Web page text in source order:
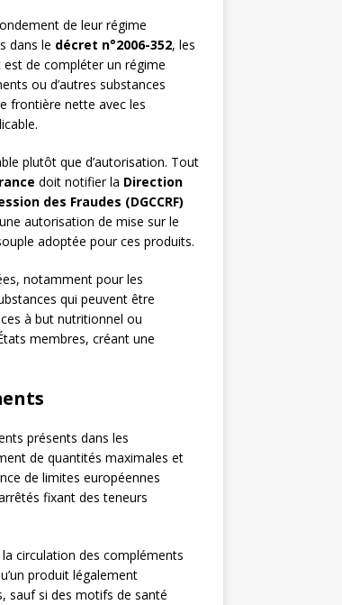
de leur régime
dans le décret n°2006-352, les
de compléter un régime
ou d’autres substances
frontière nette avec les
plutôt que d’autorisation. Tout
doit notifier la Direction
des Fraudes (DGCCRF)
autorisation de mise sur le
adoptée pour ces produits.
notamment pour les
qui peuvent être
à but nutritionnel ou
membres, créant une
présents dans les
de quantités maximales et
de limites européennes
fixant des teneurs
circulation des compléments
produit légalement
sauf si des motifs de santé